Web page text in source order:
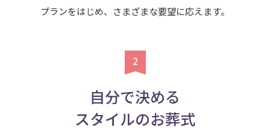
プランをはじめ、さまざまな要望に応えます。
自分で決める
スタイルのお葬式